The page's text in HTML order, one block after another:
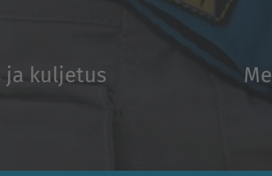
ja kuljetus